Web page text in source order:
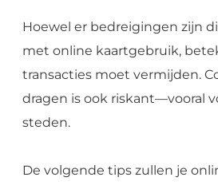
Hoewel er bedreigingen zijn
met online kaartgebruik,
transacties moet vermijden.
dragen is ook riskant—vooral
steden.
De volgende tips zullen je